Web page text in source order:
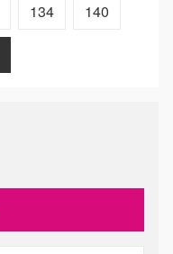
134 140